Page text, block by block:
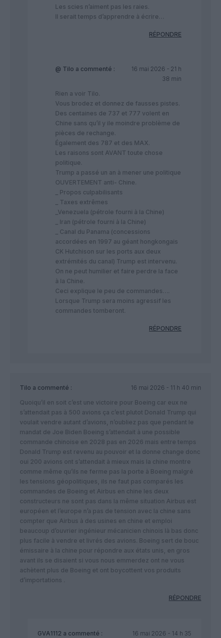
Les scies n’aiment pas les raies.
Il serait temps d’apprendre à écrire…
RÉPONDRE
@ Tilo a commenté :
16 mai 2026 - 21 h
38 min
Rien a voir Tilo.
Vous brodez et donnez de fausses pistes.
Des centaines de 737 et 777 volent en
Chine sans qu’il y ile moindre problème de
pièces de rechange.
Également des 787 et des MAX.
Les raisons sont AVANT toute chose
politique.
Trump a passé un an à mener une politique
OUVERTEMENT anti- Chine.
_ Propos culpabilisants
_ Taxes extrêmes
_Venezuela (pétrole fourni à la Chine)
_ Iran (pétrole fourni à la Chine)
_ Canal du Panama (concessions
accordées en 1997 au géant hongkongais
CK Hutchison sur les ports aux deux
extrémités du canal) Trump est intervenu.
On ne peut humilier et faire perdre la face
à la Chine.
Ceci explique le peu de commandes….
Lorsque Trump sera moins agressif les
commandes tomberont.
RÉPONDRE
Tilo a commenté :
16 mai 2026 - 11 h 40 min
Quoiqu’il en soit c’est une victoire pour Boeing car eux ne
s’attendait pas à 500 avions ça c’est plutot Donald Trump qui
voulait vendre autant d’avions, n’oubliez pas que pendant le
mandat de Joe Biden Boeing s’attendait à une possible
commande chinoise en 2028 pas en 2026 mais entre temps
Donald Trump est revenu au pouvoir et la donne change donc
oui 200 avions ont s’attendait à mieux mais la chine montre
comme même qu’ils ne ferme pas la porte à Boeing malgré
les tensions géopolitiques, ils ne faut pas comparés les
commandes de Boeing et Airbus en chine les deux
constructeurs ne sont pas dans la même situation Airbus est
européen et l’europe n’a pas de tension avec la chine sans
compter que Airbus à des usines en chine et emploi
beaucoup d’ouvrier ingénieur mécanicien chinois là bas donc
plus facile à vendre et livrés des avions. Boeing sert de bouc
émissaire à la chine pour répondre aux états unis, en gros
avant ils se disaient si vous nous emmerdez ont ne vous
achètent plus de Boeing et ont boycottent vos produits
d’importations .
RÉPONDRE
GVA1112 a commenté :
16 mai 2026 - 14 h 35